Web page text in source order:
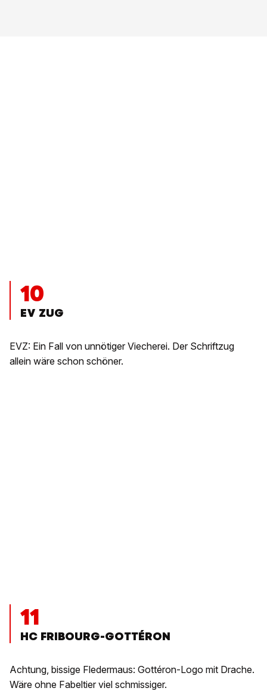
10
EV ZUG
EVZ: Ein Fall von unnötiger Viecherei. Der Schriftzug
allein wäre schon schöner.
11
HC FRIBOURG-GOTTÉRON
Achtung, bissige Fledermaus: Gottéron-Logo mit Drache.
Wäre ohne Fabeltier viel schmissiger.